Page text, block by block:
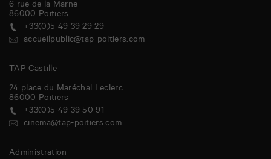
6 rue de la Marne
86000 Poitiers
+33(0)5 49 39 29 29
accueilpublic@tap-poitiers.com
TAP Castille
24 place du Maréchal Leclerc
86000 Poitiers
+33(0)5 49 39 50 91
cinema@tap-poitiers.com
Administration